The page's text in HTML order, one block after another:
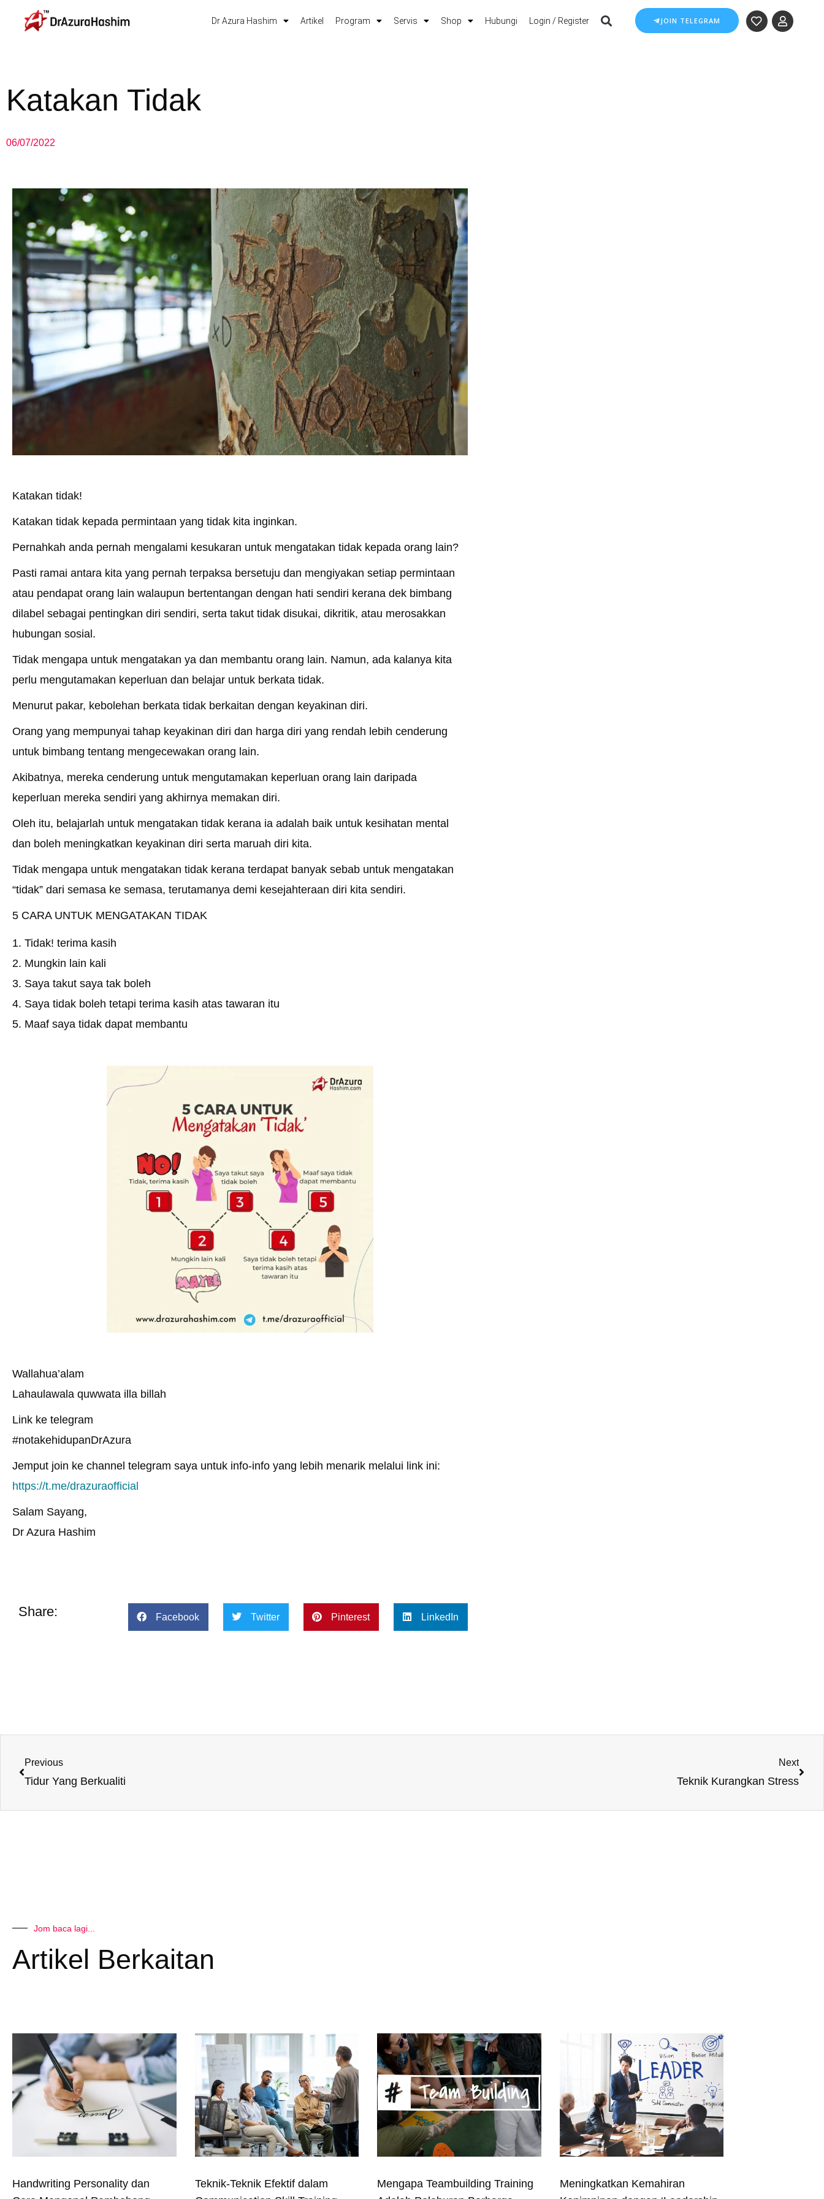
Dr Azura Hashim Artikel Program Servis Shop Hubungi Login / Register JOIN TELEGRAM
Katakan Tidak
06/07/2022
Katakan tidak!
Katakan tidak kepada permintaan yang tidak kita inginkan.
Pernahkah anda pernah mengalami kesukaran untuk mengatakan tidak kepada orang lain?
Pasti ramai antara kita yang pernah terpaksa bersetuju dan mengiyakan setiap permintaan
atau pendapat orang lain walaupun bertentangan dengan hati sendiri kerana dek bimbang
dilabel sebagai pentingkan diri sendiri, serta takut tidak disukai, dikritik, atau merosakkan
hubungan sosial.
Tidak mengapa untuk mengatakan ya dan membantu orang lain. Namun, ada kalanya kita
perlu mengutamakan keperluan dan belajar untuk berkata tidak.
Menurut pakar, kebolehan berkata tidak berkaitan dengan keyakinan diri.
Orang yang mempunyai tahap keyakinan diri dan harga diri yang rendah lebih cenderung
untuk bimbang tentang mengecewakan orang lain.
Akibatnya, mereka cenderung untuk mengutamakan keperluan orang lain daripada
keperluan mereka sendiri yang akhirnya memakan diri.
Oleh itu, belajarlah untuk mengatakan tidak kerana ia adalah baik untuk kesihatan mental
dan boleh meningkatkan keyakinan diri serta maruah diri kita.
Tidak mengapa untuk mengatakan tidak kerana terdapat banyak sebab untuk mengatakan
“tidak” dari semasa ke semasa, terutamanya demi kesejahteraan diri kita sendiri.
5 CARA UNTUK MENGATAKAN TIDAK
1. Tidak! terima kasih
2. Mungkin lain kali
3. Saya takut saya tak boleh
4. Saya tidak boleh tetapi terima kasih atas tawaran itu
5. Maaf saya tidak dapat membantu
Wallahua’alam
Lahaulawala quwwata illa billah
Link ke telegram
#notakehidupanDrAzura
Jemput join ke channel telegram saya untuk info-info yang lebih menarik melalui link ini:
https://t.me/drazuraofficial
Salam Sayang,
Dr Azura Hashim
Share: Facebook Twitter Pinterest LinkedIn
Previous
Tidur Yang Berkualiti
Next
Teknik Kurangkan Stress
Jom baca lagi...
Artikel Berkaitan
Handwriting Personality dan
Teknik-Teknik Efektif dalam
Mengapa Teambuilding Training
Meningkatkan Kemahiran